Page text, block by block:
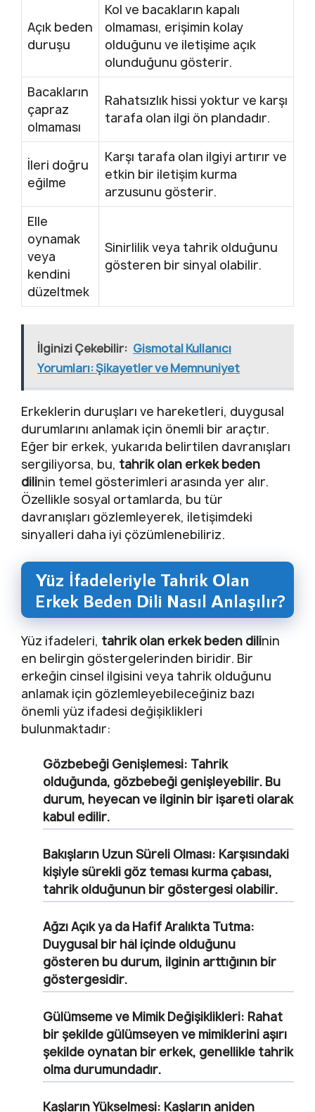
Açık beden
duruşu
Kol ve bacakların kapalı
olmaması, erişimin kolay
olduğunu ve iletişime açık
olunduğunu gösterir.
Bacakların
çapraz
olmaması
Rahatsızlık hissi yoktur ve karşı
tarafa olan ilgi ön plandadır.
İleri doğru
eğilme
Karşı tarafa olan ilgiyi artırır ve
etkin bir iletişim kurma
arzusunu gösterir.
Elle
oynamak
veya
kendini
düzeltmek
Sinirlilik veya tahrik olduğunu
gösteren bir sinyal olabilir.
İlginizi Çekebilir: Gismotal Kullanıcı
Yorumları: Şikayetler ve Memnuniyet
Erkeklerin duruşları ve hareketleri, duygusal
durumlarını anlamak için önemli bir araçtır.
Eğer bir erkek, yukarıda belirtilen davranışları
sergiliyorsa, bu, tahrik olan erkek beden
dilinin temel gösterimleri arasında yer alır.
Özellikle sosyal ortamlarda, bu tür
davranışları gözlemleyerek, iletişimdeki
sinyalleri daha iyi çözümlenebiliriz.
Yüz İfadeleriyle Tahrik Olan
Erkek Beden Dili Nasıl Anlaşılır?
Yüz ifadeleri, tahrik olan erkek beden dilinin
en belirgin göstergelerinden biridir. Bir
erkeğin cinsel ilgisini veya tahrik olduğunu
anlamak için gözlemleyebileceğiniz bazı
önemli yüz ifadesi değişiklikleri
bulunmaktadır:
Gözbebeği Genişlemesi: Tahrik
olduğunda, gözbebeği genişleyebilir. Bu
durum, heyecan ve ilginin bir işareti olarak
kabul edilir.
Bakışların Uzun Süreli Olması: Karşısındaki
kişiyle sürekli göz teması kurma çabası,
tahrik olduğunun bir göstergesi olabilir.
Ağzı Açık ya da Hafif Aralıkta Tutma:
Duygusal bir hâl içinde olduğunu
gösteren bu durum, ilginin arttığının bir
göstergesidir.
Gülümseme ve Mimik Değişiklikleri: Rahat
bir şekilde gülümseyen ve mimiklerini aşırı
şekilde oynatan bir erkek, genellikle tahrik
olma durumundadır.
Kaşların Yükselmesi: Kaşların aniden